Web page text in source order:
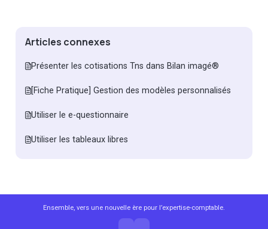
Articles connexes
Présenter les cotisations Tns dans Bilan imagé®
[Fiche Pratique] Gestion des modèles personnalisés
Utiliser le e-questionnaire
Utiliser les tableaux libres
Ensemble, vers une nouvelle ère pour l’expertise-comptable.